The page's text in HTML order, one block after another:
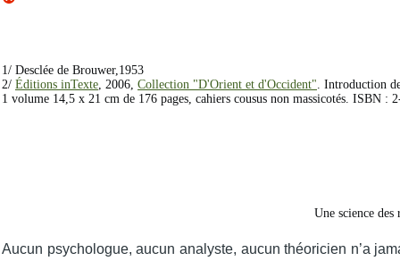
1/ Desclée de Brouwer,1953
2/ Éditions inTexte , 2006, Collection "D'Orient et d'Occident" . Introduction
1 volume 14,5 x 21 cm de 176 pages, cahiers cousus non massicotés. ISBN :
Une science des
Aucun psychologue, aucun analyste, aucun théoricien n’a